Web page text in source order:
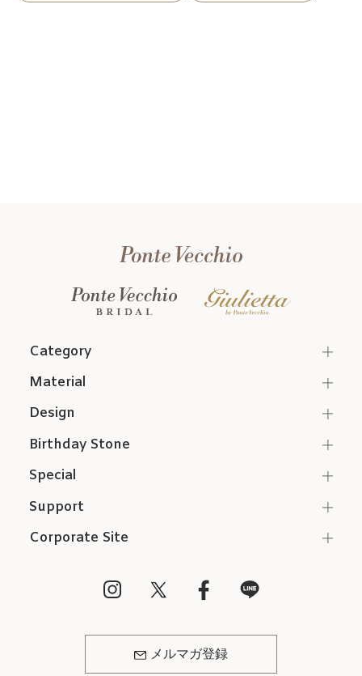
Category
Support
Corporate Site
メルマガ登録
Material
Design
Birthday Stone
Special